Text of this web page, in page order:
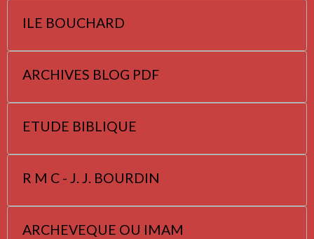
ILE BOUCHARD
ARCHIVES BLOG PDF
ETUDE BIBLIQUE
R M C - J. J. BOURDIN
ARCHEVEQUE OU IMAM